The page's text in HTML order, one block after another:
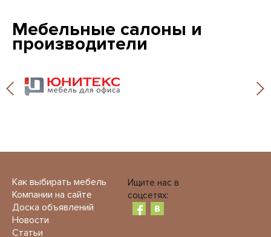
Мебельные салоны и
производители
Как выбирать мебель
Компании на сайте
Доска объявлений
Новости
Статьи
Ищите нас в
соцсетях: